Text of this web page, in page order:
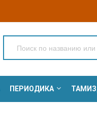
ПЕРИОДИКА